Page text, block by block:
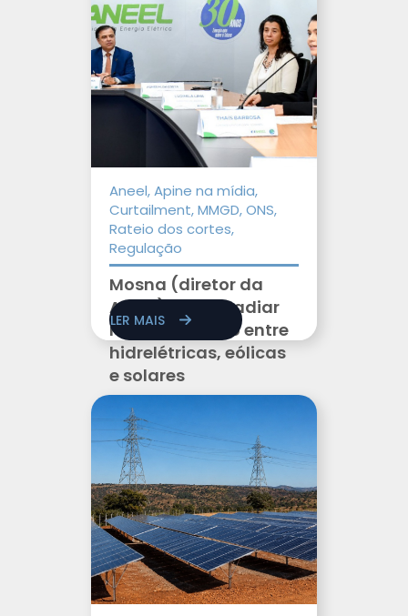
Aneel, Apine na mídia,
Curtailment, MMGD, ONS,
Rateio dos cortes,
Regulação
Mosna (diretor da
Aneel) propõe adiar
rateio conjunto entre
hidrelétricas, eólicas
e solares
LER MAIS